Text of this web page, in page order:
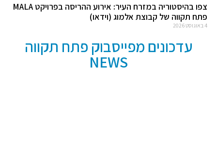
צפו בהיסטוריה במזרח העיר: אירוע ההריסה בפרויקט MALA
פתח תקווה של קבוצת אלמוג (וידאו)
4 באוגוסט 2026
עדכונים מפייסבוק פתח תקווה
NEWS